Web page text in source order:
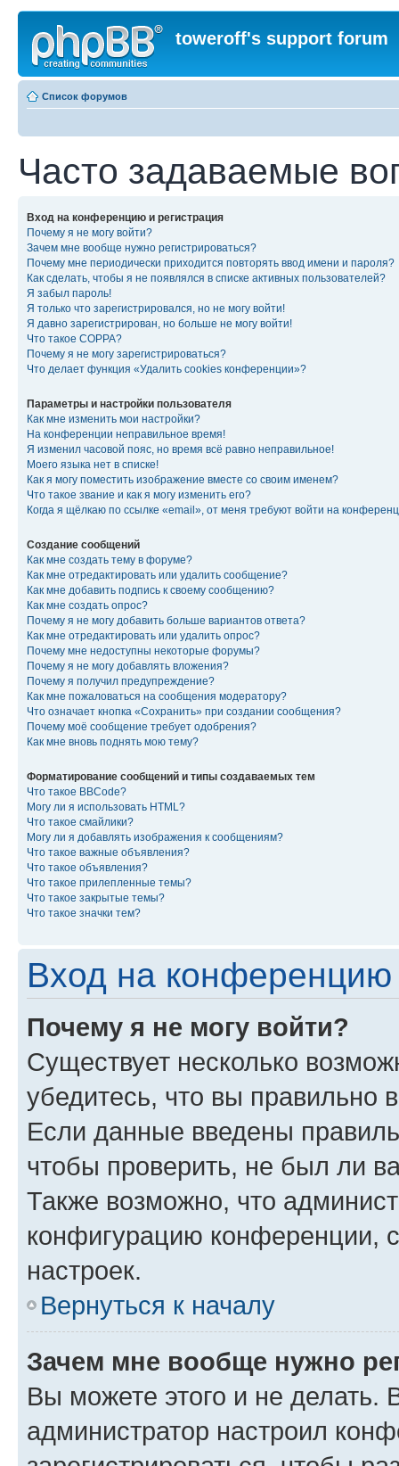
toweroff's support forum
Список форумов
Часто задаваемые
Вход на конференцию и регистрация
Почему я не могу войти?
Зачем мне вообще нужно регистрироваться?
Почему мне периодически приходится повторять ввод имени и пароля?
Как сделать, чтобы я не появлялся в списке активных пользователей?
Я забыл пароль!
Я только что зарегистрировался, но не могу войти!
Я давно зарегистрирован, но больше не могу войти!
Что такое COPPA?
Почему я не могу зарегистрироваться?
Что делает функция «Удалить cookies конференции»?
Параметры и настройки пользователя
Как мне изменить мои настройки?
На конференции неправильное время!
Я изменил часовой пояс, но время всё равно неправильное!
Моего языка нет в списке!
Как я могу поместить изображение вместе со своим именем?
Что такое звание и как я могу изменить его?
Когда я щёлкаю по ссылке «email», от меня требуют войти на
Создание сообщений
Как мне создать тему в форуме?
Как мне отредактировать или удалить сообщение?
Как мне добавить подпись к своему сообщению?
Как мне создать опрос?
Почему я не могу добавить больше вариантов ответа?
Как мне отредактировать или удалить опрос?
Почему мне недоступны некоторые форумы?
Почему я не могу добавлять вложения?
Почему я получил предупреждение?
Как мне пожаловаться на сообщения модератору?
Что означает кнопка «Сохранить» при создании сообщения?
Почему моё сообщение требует одобрения?
Как мне вновь поднять мою тему?
Форматирование сообщений и типы создаваемых тем
Что такое BBCode?
Могу ли я использовать HTML?
Что такое смайлики?
Могу ли я добавлять изображения к сообщениям?
Что такое важные объявления?
Что такое объявления?
Что такое прилепленные темы?
Что такое закрытые темы?
Что такое значки тем?
Вход на конференцию
Почему я не могу войти?
Существует несколько
убедитесь, что вы правильно
Если данные введены
чтобы проверить, не был ли
Также возможно, что
конфигурацию конференции,
настроек.
Вернуться к началу
Зачем мне вообще нужно
Вы можете этого и не делать.
администратор настроил